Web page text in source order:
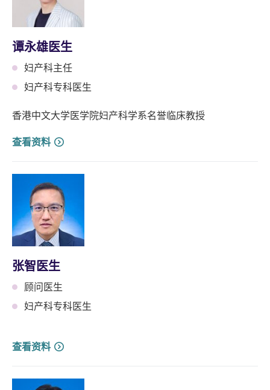
谭永雄医生
妇产科主任
妇产科专科医生
香港中文大学医学院妇产科学系名誉临床教授
查看资料
张智医生
顾问医生
妇产科专科医生
查看资料